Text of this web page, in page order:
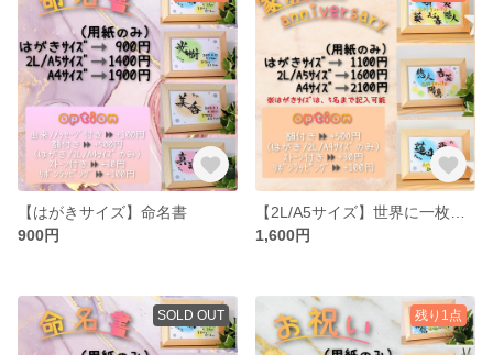
【はがきサイズ】命名書
900円
1,600円
SOLD OUT 残り1点